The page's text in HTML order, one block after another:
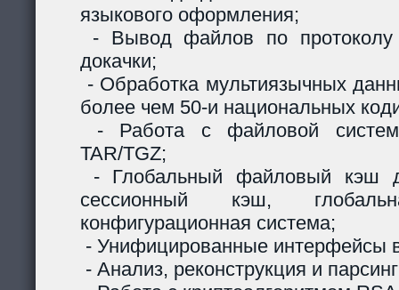
языкового оформления;
- Вывод файлов по
докачки;
- Обработка мультиязычных
более чем 50-и национальных
- Работа с файловой
TAR/TGZ;
- Глобальный файловый кэш
сессионный кэш,
конфигурационная система;
- Унифицированные интерфейсы
- Анализ, реконструкция и